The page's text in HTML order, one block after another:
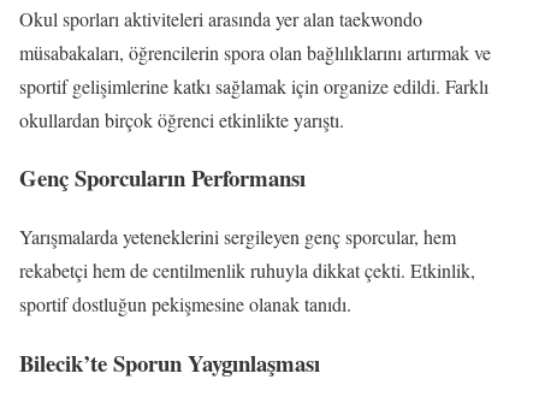
Okul sporları aktiviteleri arasında yer alan taekwondo
müsabakaları, öğrencilerin spora olan bağlılıklarını artırmak ve
sportif gelişimlerine katkı sağlamak için organize edildi. Farklı
okullardan birçok öğrenci etkinlikte yarıştı.
Genç Sporcuların Performansı
Yarışmalarda yeteneklerini sergileyen genç sporcular, hem
rekabetçi hem de centilmenlik ruhuyla dikkat çekti. Etkinlik,
sportif dostluğun pekişmesine olanak tanıdı.
Bilecik’te Sporun Yaygınlaşması